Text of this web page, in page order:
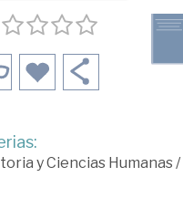
y Ciencias Humanas/